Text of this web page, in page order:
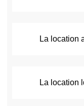
La location
La location